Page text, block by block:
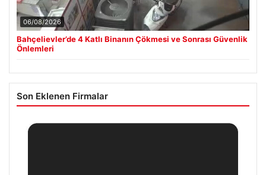
06/08/2026
Bahçelievler’de 4 Katlı Binanın Çökmesi ve Sonrası Güvenlik
Önlemleri
Son Eklenen Firmalar